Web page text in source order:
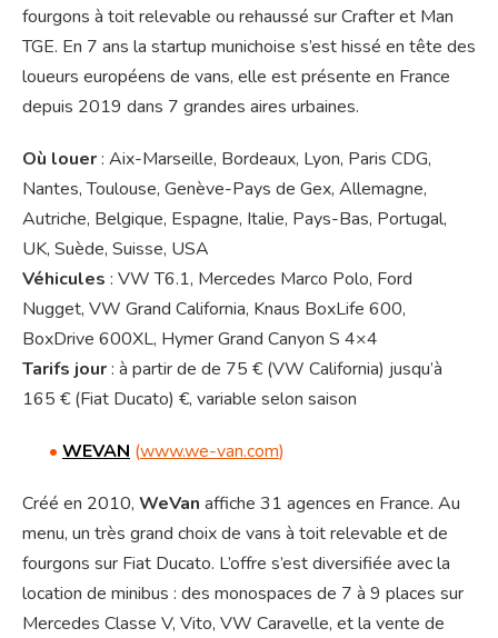
fourgons à toit relevable ou rehaussé sur Crafter et Man
TGE. En 7 ans la startup munichoise s’est hissé en tête des
loueurs européens de vans, elle est présente en France
depuis 2019 dans 7 grandes aires urbaines.
Où louer: Aix-Marseille, Bordeaux, Lyon, Paris CDG,
Nantes, Toulouse, Genève-Pays de Gex, Allemagne,
Autriche, Belgique, Espagne, Italie, Pays-Bas, Portugal,
UK, Suède, Suisse, USA
Véhicules : VW T6.1, Mercedes Marco Polo, Ford
Nugget, VW Grand California, Knaus BoxLife 600,
BoxDrive 600XL, Hymer Grand Canyon S 4×4
Tarifs jour: à partir de de 75 € (VW California) jusqu’à
165 € (Fiat Ducato) €, variable selon saison
• WEVAN (www.we-van.com)
Créé en 2010, WeVan affiche 31 agences en France. Au
menu, un très grand choix de vans à toit relevable et de
fourgons sur Fiat Ducato. L’offre s’est diversifiée avec la
location de minibus : des monospaces de 7 à 9 places sur
Mercedes Classe V, Vito, VW Caravelle, et la vente de